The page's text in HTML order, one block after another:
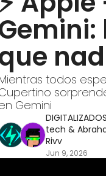
todos
Gemini
DIGITALIZADOS
tech &
Rivv
Jun 9, 2026